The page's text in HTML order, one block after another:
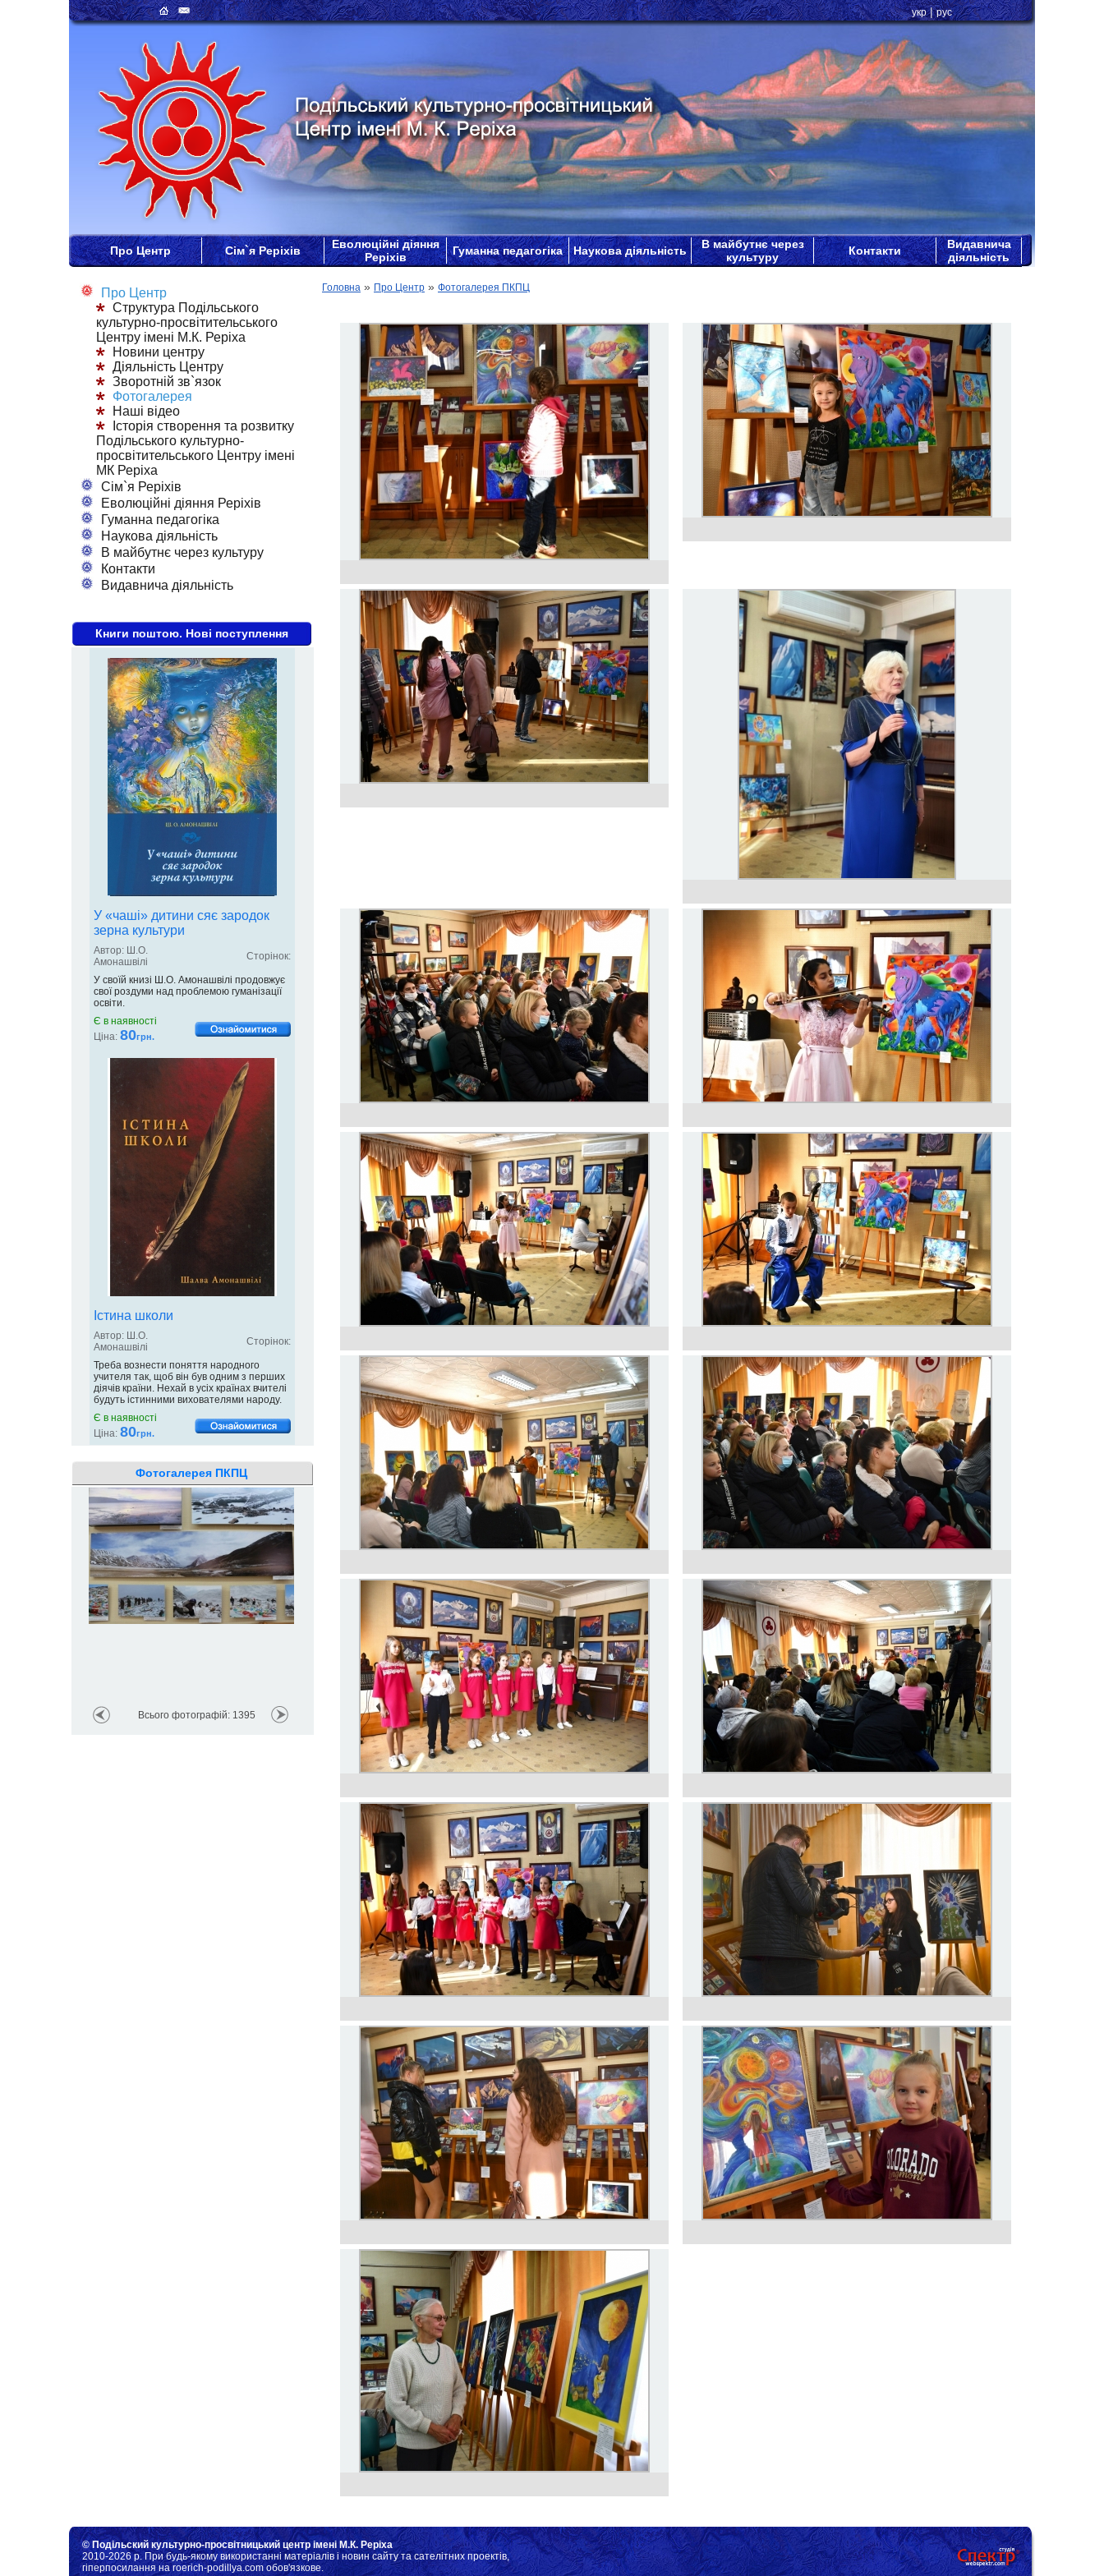
укр|рус
Про Центр Сім`я Реріхів
Еволюційні діяння
Реріхів
Гуманна педагогіка Наукова діяльність
В майбутнє через
культуру
Контакти
Видавнича
діяльність
Про Центр
Структура Подільського
культурно-просвітительського
Центру імені М.К. Реріха
Новини центру
Діяльність Центру
Зворотній зв`язок
Фотогалерея
Наші відео
Історія створення та розвитку
Подільського культурно-
просвітительського Центру імені
МК Реріха
Сім`я Реріхів
Еволюційні діяння Реріхів
Гуманна педагогіка
Наукова діяльність
В майбутнє через культуру
Контакти
Видавнича діяльність
Книги поштою. Нові поступлення
У «чаші» дитини сяє зародок
зерна культури
Автор: Ш.О.
Амонашвілі
Сторінок:
У своїй книзі Ш.О. Амонашвілі продовжує
свої роздуми над проблемою гуманізації
освіти.
Є в наявності
Ціна: 80грн.
Істина школи
Автор: Ш.О.
Амонашвілі
Сторінок:
Треба вознести поняття народного
учителя так, щоб він був одним з перших
діячів країни. Нехай в усіх країнах вчителі
будуть істинними вихователями народу.
Є в наявності
Ціна: 80грн.
Фотогалерея ПКПЦ
Відкриття виставки художніх робіт
Самчиківського розпису. 22.09.2009 р.
Всього фотографій: 1395
Головна » Про Центр » Фотогалерея ПКПЦ
© Подільский культурно-просвітницький центр імені М.К. Реріха
2010-2026 р. При будь-якому використанні матеріалів і новин сайту та сателітних проектів,
гіперпосилання на roerich-podillya.com обов'язкове.